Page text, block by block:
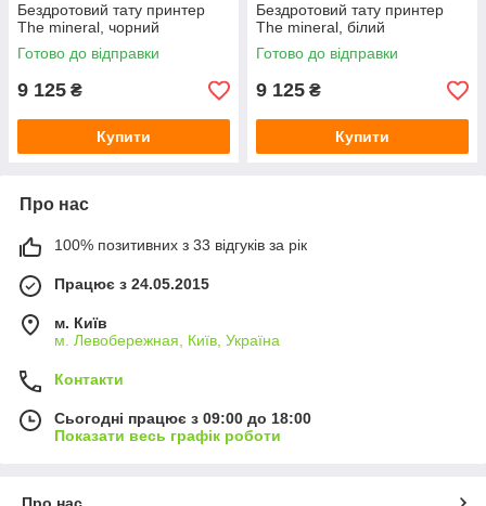
Бездротовий тату принтер
The mineral, чорний
Готово до відправки
9 125 ₴
Купити
Бездротовий тату принтер
The mineral, білий
Готово до відправки
9 125 ₴
Купити
Про нас
100% позитивних з 33 відгуків за рік
Працює з 24.05.2015
м. Київ
м. Левобережная, Київ, Україна
Контакти
Сьогодні працює з 09:00 до 18:00
Показати весь графік роботи